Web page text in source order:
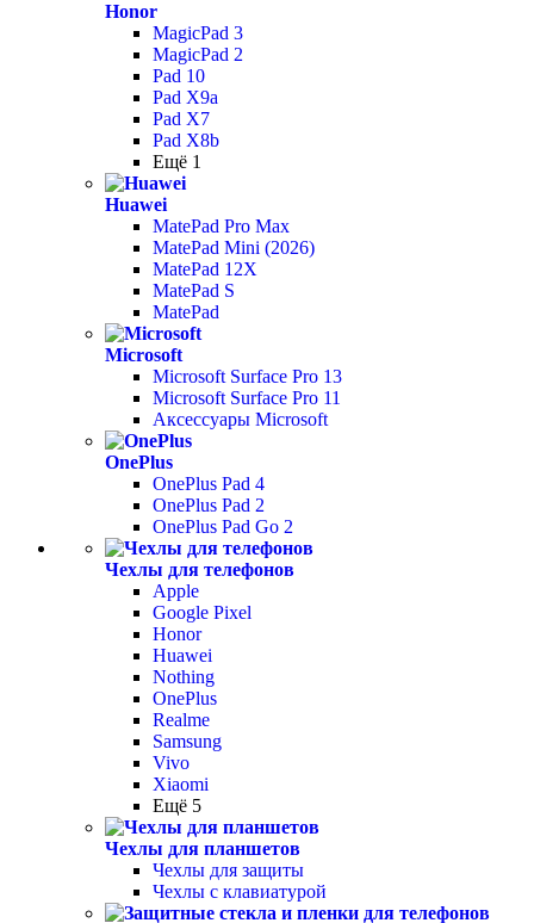
Honor
MagicPad 3
MagicPad 2
Pad 10
Pad X9a
Pad X7
Pad X8b
Ещё 1
Huawei
MatePad Pro Max
MatePad Mini (2026)
MatePad 12X
MatePad S
MatePad
Microsoft
Microsoft Surface Pro 13
Microsoft Surface Pro 11
Аксессуары Microsoft
OnePlus
OnePlus Pad 4
OnePlus Pad 2
OnePlus Pad Go 2
Чехлы для телефонов
Apple
Google Pixel
Honor
Huawei
Nothing
OnePlus
Realme
Samsung
Vivo
Xiaomi
Ещё 5
Чехлы для планшетов
Чехлы для защиты
Чехлы с клавиатурой